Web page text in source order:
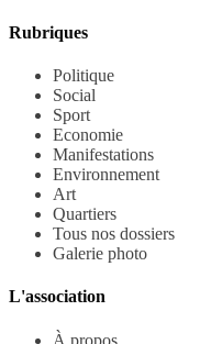
Rubriques
Politique
Social
Sport
Economie
Manifestations
Environnement
Art
Quartiers
Tous nos dossiers
Galerie photo
L'association
À propos